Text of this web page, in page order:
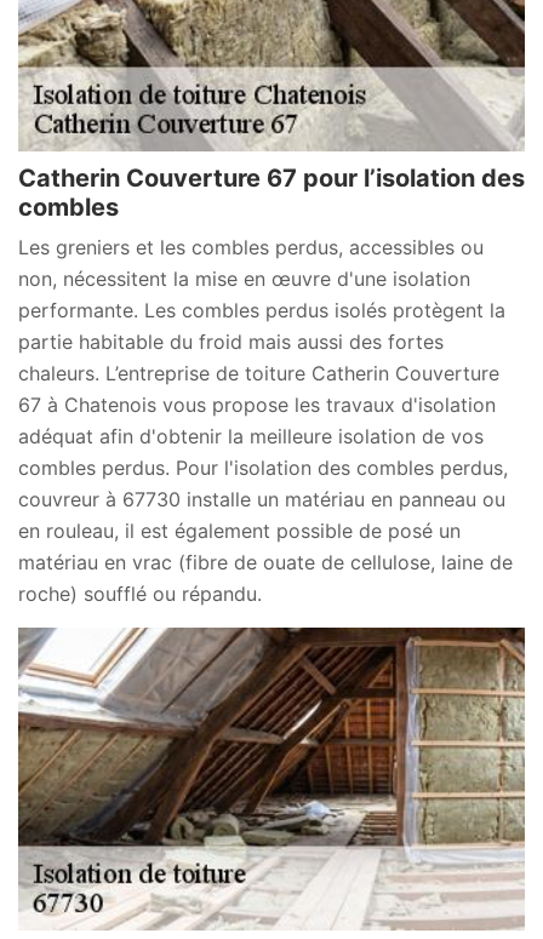
Catherin Couverture 67 pour l’isolation des
combles
Les greniers et les combles perdus, accessibles ou
non, nécessitent la mise en œuvre d'une isolation
performante. Les combles perdus isolés protègent la
partie habitable du froid mais aussi des fortes
chaleurs. L’entreprise de toiture Catherin Couverture
67 à Chatenois vous propose les travaux d'isolation
adéquat afin d'obtenir la meilleure isolation de vos
combles perdus. Pour l'isolation des combles perdus,
couvreur à 67730 installe un matériau en panneau ou
en rouleau, il est également possible de posé un
matériau en vrac (fibre de ouate de cellulose, laine de
roche) soufflé ou répandu.